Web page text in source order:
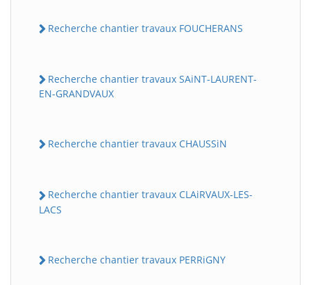
Recherche chantier travaux FOUCHERANS
Recherche chantier travaux SAiNT-LAURENT-
EN-GRANDVAUX
Recherche chantier travaux CHAUSSiN
Recherche chantier travaux CLAiRVAUX-LES-
LACS
Recherche chantier travaux PERRiGNY